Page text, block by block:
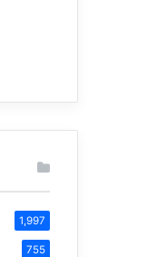
1,997
755